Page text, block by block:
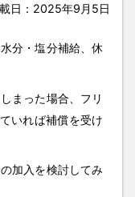
日：2025年9月5日
分・塩分補給、休
まった場合、フリ
いれば補償を受け
加入を検討してみ